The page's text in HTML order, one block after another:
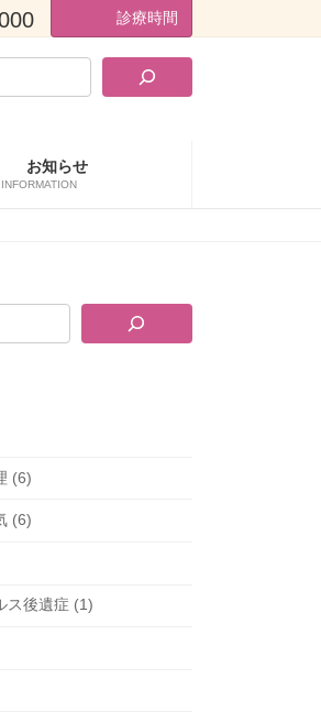
診療時間
お知らせ
INFORMATION
(6)
(6)
ス後遺症 (1)